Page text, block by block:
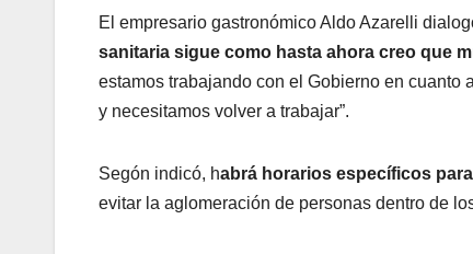
El empresario gastronómico Aldo Azarelli
sanitaria sigue como hasta ahora creo que
estamos trabajando con el Gobierno en cuanto
y necesitamos volver a trabajar”.
Segón indicó, habrá horarios específicos
evitar la aglomeración de personas dentro de